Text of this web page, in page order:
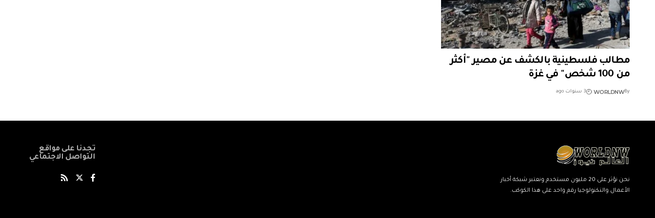
مطالب فلسطينية بالكشف عن مصير "أكثر
من 100 شخص" في غزة
By
WORLDNW 3 سنوات ago
نحن نؤثر على 20 مليون مستخدم ونعتبر شبكة أخبار
الأعمال والتكنولوجيا رقم واحد على هذا الكوكب.
تجدنا على مواقع
التواصل الاجتماعي